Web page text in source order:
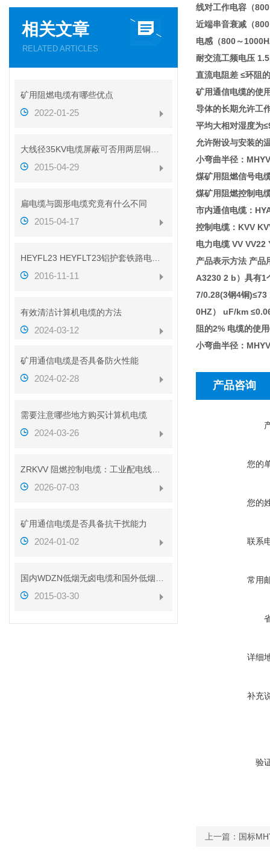
相关文章
RELATED ARTICLES
矿用阻燃电缆有哪些优点
2022-01-25
2015-04-29
扁电缆与圆形电缆究竟有什么不同
2015-04-17
2016-11-11
有效清洁计算机电缆的方法
2024-03-12
矿用通信电缆是否具备防火性能
2024-02-28
需要注意哪些地方购买计算机电缆
2024-03-26
2026-07-03
矿用通信电缆是否具备抗干扰能力
2024-01-02
2015-03-30
线对工作电容（
近端串音衰减（
电感（800～
耐交流工频电压
直流电阻差 ≤环阻
矿用通信电缆的使
导体的长期允许工
平均大相对湿度为
允许附设与安装的
小弯曲半径：
煤矿用阻燃信号电
煤矿用阻燃控制电
市内通信电缆：
控制电缆：KVV
电力电缆 VV VV22
产品表示方法 产品
A3230 2 b）具有1
7/0.28(3钢4铜
0HZ） uF/km
阻的2% 电缆的使
小弯曲半径：
产品咨询
您的
您的
联系
常用
详细
补充
验
上一篇： 国标